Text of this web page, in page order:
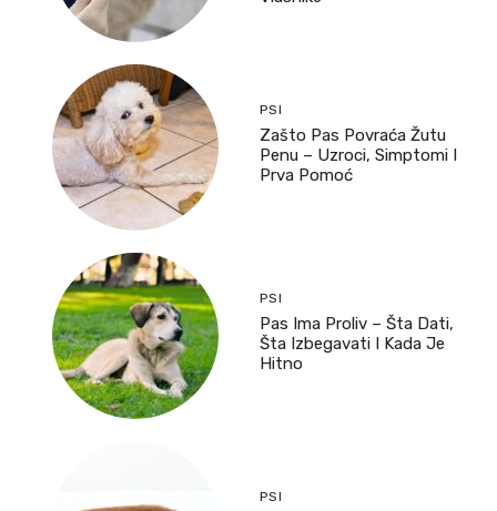
PSI
Zašto Pas Povraća Žutu
Penu – Uzroci, Simptomi I
Prva Pomoć
PSI
Pas Ima Proliv – Šta Dati,
Šta Izbegavati I Kada Je
Hitno
PSI